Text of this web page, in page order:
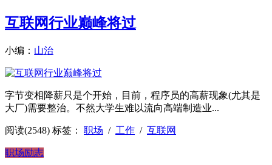
互联网行业巅峰将过
小编： 山治
字节变相降薪只是个开始，目前，程序员的高薪现象(尤其是
大厂)需要整治。不然大学生难以流向高端制造业...
阅读(2548) 标签： 职场 / 工作 / 互联网
职场励志